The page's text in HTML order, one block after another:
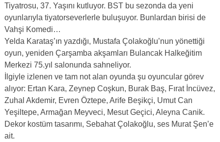
Tiyatrosu, 37. Yaşını kutluyor. BST bu sezonda da yeni
oyunlarıyla tiyatorseverlerle buluşuyor. Bunlardan birisi de
Vahşi Komedi…
Yelda Karataş’ın yazdığı, Mustafa Çolakoğlu’nun yönettiği
oyun, yeniden Çarşamba akşamları Bulancak Halkeğitim
Merkezi 75.yıl salonunda sahneliyor.
İlgiyle izlenen ve tam not alan oyunda şu oyuncular görev
alıyor: Ertan Kara, Zeynep Coşkun, Burak Baş, Fırat İncüvez,
Zuhal Akdemir, Evren Öztepe, Arife Beşikçi, Umut Can
Yeşiltepe, Armağan Meyveci, Mesut Geçici, Aleyna Canik.
Dekor kostüm tasarımı, Sebahat Çolakoğlu, ses Murat Şen’e
ait.